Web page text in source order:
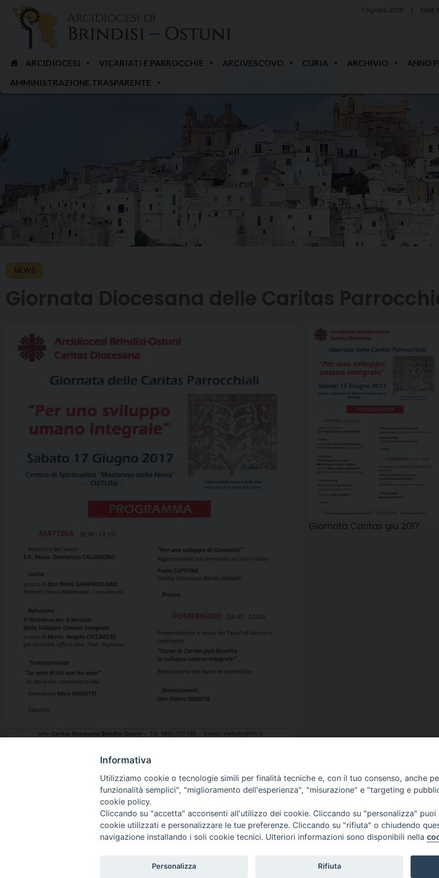
Skip
content
7 Agosto 2026 Santi
ARCIDIOCESI VICARIATI E PARROCCHIE ARCIVESCOVO CURIA ARCHIVIO
ANNO
AMMINISTRAZIONE TRASPARENTE
NEWS
Giornata Caritas giu 2017
Mar. / Mer. /
Informativa
Utilizziamo cookie o tecnologie simili per finalità tecniche e, con il tuo consenso, anche
funzionalità semplici", "miglioramento dell'esperienza", "misurazione" e "targeting e
cookie policy.
Cliccando su "accetta" acconsenti all'utilizzo dei cookie. Cliccando su "personalizza"
cookie utilizzati e personalizzare le tue preferenze. Cliccando su "rifiuta" o chiudendo
navigazione installando i soli cookie tecnici. Ulteriori informazioni sono disponibili nella
Personalizza Rifiuta